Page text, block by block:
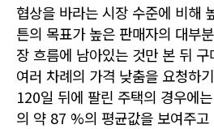
협상을 바라는 시장 수준에 비해
튼의 목표가 높은 판매자의 대부
장 흐름에 남아있는 것만 본 뒤
여러 차례의 가격 낮춤을 요청하
120일 뒤에 팔린 주택의 경우에
의 약 87 %의 평균값을 보여주고